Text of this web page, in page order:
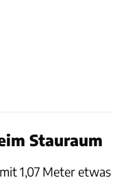
Stauraum
1,07 Meter etwas